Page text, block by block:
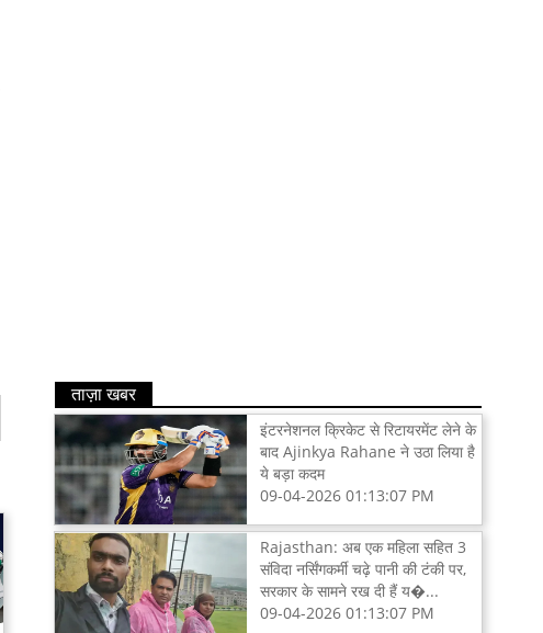
ताज़ा खबर
इंटरनेशनल क्रिकेट से रिटायरमेंट लेने के
बाद Ajinkya Rahane ने उठा लिया है
ये बड़ा कदम
09-04-2026 01:13:07 PM
Rajasthan: अब एक महिला सहित 3
संविदा नर्सिंगकर्मी चढ़े पानी की टंकी पर,
सरकार के सामने रख दी हैं य�...
09-04-2026 01:13:07 PM